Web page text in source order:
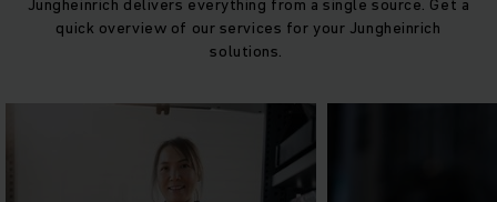
quick overview of our services for your Jungheinrich
solutions.